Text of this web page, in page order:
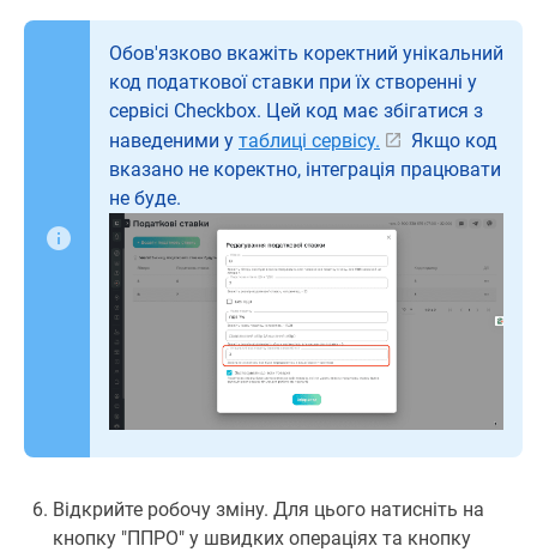
Обов'язково вкажіть коректний унікальний
код податкової ставки при їх створенні у
сервісі Cheсkbox. Цей код має збігатися з
наведеними у таблиці сервісу.
Якщо код
вказано не коректно, інтеграція працювати
не буде.
Відкрийте робочу зміну. Для цього натисніть на
кнопку "ППРО" у швидких операціях та кнопку